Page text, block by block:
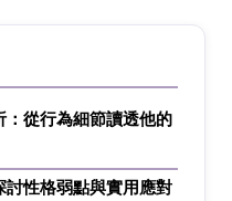
從行為細節讀透他的
性格弱點與實用應對